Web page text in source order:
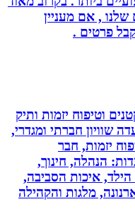
, אם מעניין
.
יזמות ותיק
חברתי ומגדרי,
חבר
חינוך,
איכות הסביבה,
מלגות והקהילה